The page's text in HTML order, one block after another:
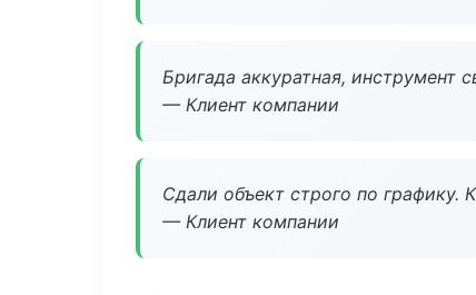
Бригада аккуратная, инструмент
— Клиент компании
Сдали объект строго по графику.
— Клиент компании